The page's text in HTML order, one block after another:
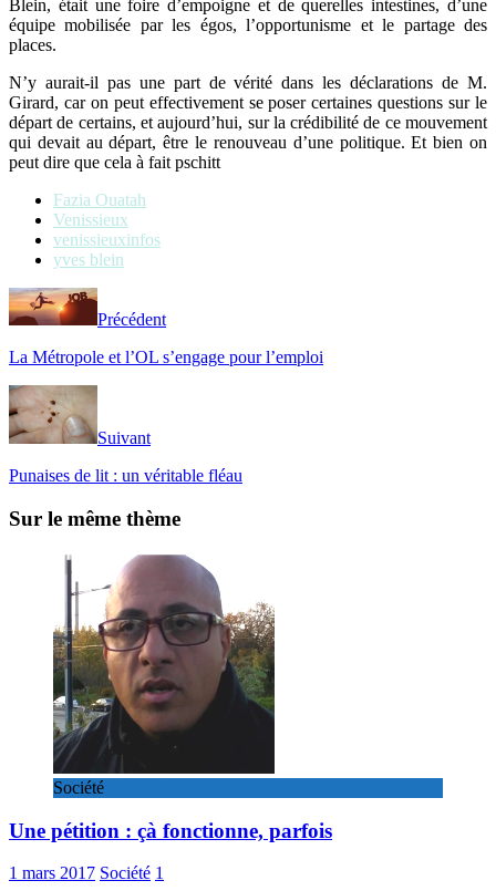
Blein, était une foire d’empoigne et de querelles intestines, d’une
équipe mobilisée par les égos, l’opportunisme et le partage des
places.
N’y aurait-il pas une part de vérité dans les déclarations de M.
Girard, car on peut effectivement se poser certaines questions sur le
départ de certains, et aujourd’hui, sur la crédibilité de ce mouvement
qui devait au départ, être le renouveau d’une politique. Et bien on
peut dire que cela à fait pschitt
Fazia Ouatah
Venissieux
venissieuxinfos
yves blein
Précédent
La Métropole et l’OL s’engage pour l’emploi
Suivant
Punaises de lit : un véritable fléau
Sur le même thème
Société
Une pétition : çà fonctionne, parfois
1 mars 2017 Société 1